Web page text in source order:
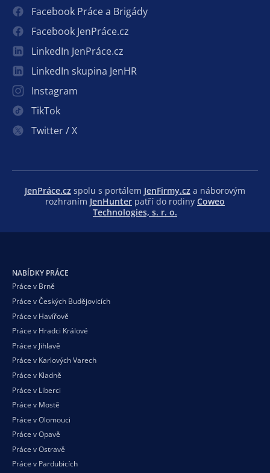
Facebook Práce a Brigády
Facebook JenPráce.cz
LinkedIn JenPráce.cz
LinkedIn skupina JenHR
Instagram
TikTok
Twitter / X
JenPráce.cz spolu s portálem JenFirmy.cz a náborovým
rozhraním JenHunter patří do rodiny Coweo
Technologies, s. r. o.
NABÍDKY PRÁCE
Práce v Brně
Práce v Českých Budějovicích
Práce v Havířově
Práce v Hradci Králové
Práce v Jihlavě
Práce v Karlových Varech
Práce v Kladně
Práce v Liberci
Práce v Mostě
Práce v Olomouci
Práce v Opavě
Práce v Ostravě
Práce v Pardubicích